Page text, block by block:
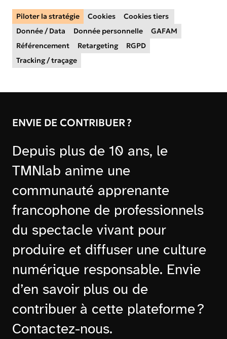
Piloter la stratégie Cookies
Cookies tiers
Donnée / Data
Donnée personnelle
GAFAM
Référencement
Retargeting
RGPD
Tracking / traçage
ENVIE DE CONTRIBUER ?
Depuis plus de 10 ans, le
TMNlab anime une
communauté apprenante
francophone de professionnels
du spectacle vivant pour
produire et diffuser une culture
numérique responsable. Envie
d’en savoir plus ou de
contribuer à cette plateforme ?
Contactez-nous.